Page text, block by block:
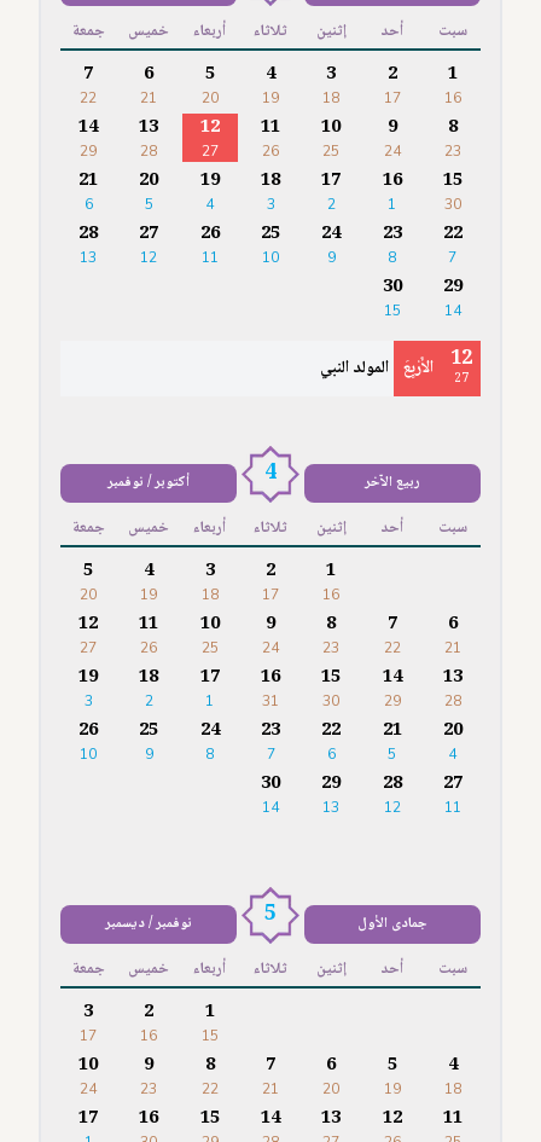
سبت أحد إثنين ثلاثاء أربعاء خميس جمعة
1
16
2
17
3
18
4
19
5
20
6
21
7
22
8
23
9
24
10
25
11
26
12
27
13
28
14
29
15
30
16
1
17
2
18
3
19
4
20
5
21
6
22
7
23
8
24
9
25
10
26
11
27
12
28
13
29
14
30
15
12
27 الأَرْبِعَ المولد النبي
ربيع الآخر 4 أكتوبر / نوفمبر
سبت أحد إثنين ثلاثاء أربعاء خميس جمعة
1
16
2
17
3
18
4
19
5
20
6
21
7
22
8
23
9
24
10
25
11
26
12
27
13
28
14
29
15
30
16
31
17
1
18
2
19
3
20
4
21
5
22
6
23
7
24
8
25
9
26
10
27
11
28
12
29
13
30
14
جمادى الأول 5 نوفمبر / ديسمبر
سبت أحد إثنين ثلاثاء أربعاء خميس جمعة
1
15
2
16
3
17
4
18
5
19
6
20
7
21
8
22
9
23
10
24
11
12
13
14
15
16
17